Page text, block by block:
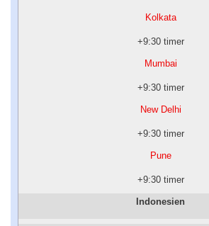
Kolkata
+9:30 timer
Mumbai
+9:30 timer
New Delhi
+9:30 timer
Pune
+9:30 timer
Indonesien